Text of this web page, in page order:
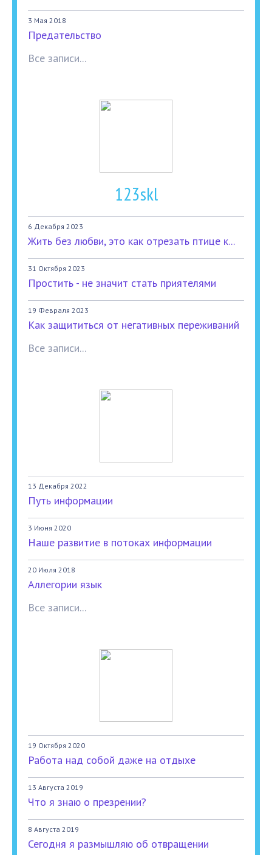
3 Мая 2018
Предательство
Все записи...
123skl
6 Декабря 2023
Жить без любви, это как отрезать птице к...
31 Октября 2023
Простить - не значит стать приятелями
19 Февраля 2023
Как защититься от негативных переживаний
Все записи...
13 Декабря 2022
Путь информации
3 Июня 2020
Наше развитие в потоках информации
20 Июля 2018
Аллегории язык
Все записи...
19 Октября 2020
Работа над собой даже на отдыхе
13 Августа 2019
Что я знаю о презрении?
8 Августа 2019
Сегодня я размышляю об отвращении